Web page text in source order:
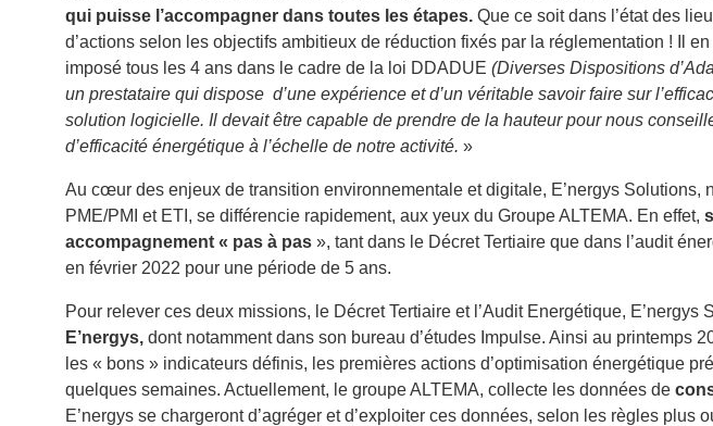
qui puisse l’accompagner dans toutes les étapes. Que ce soit dans l’état des
d’actions selon les objectifs ambitieux de réduction fixés par la réglementation ! Il
imposé tous les 4 ans dans le cadre de la loi DDADUE (Diverses Dispositions
un prestataire qui dispose d’une expérience et d’un véritable savoir faire sur
solution logicielle. Il devait être capable de prendre de la hauteur pour nous
d’efficacité énergétique à l’échelle de notre activité. »
Au cœur des enjeux de transition environnementale et digitale, E’nergys
PME/PMI et ETI, se différencie rapidement, aux yeux du Groupe ALTEMA. En effet,
accompagnement « pas à pas », tant dans le Décret Tertiaire que dans l’audit
en février 2022 pour une période de 5 ans.
Pour relever ces deux missions, le Décret Tertiaire et l’Audit Energétique,
E’nergys, dont notamment dans son bureau d’études Impulse. Ainsi au printemps
les « bons » indicateurs définis, les premières actions d’optimisation énergétique
quelques semaines. Actuellement, le groupe ALTEMA, collecte les données de
E’nergys se chargeront d’agréger et d’exploiter ces données, selon les règles